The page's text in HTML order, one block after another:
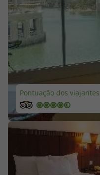
Promoções
Especialistas
Cheque Viagem
Rede de Lojas
Blog TopViagens
Área de Cliente
Pontuação dos